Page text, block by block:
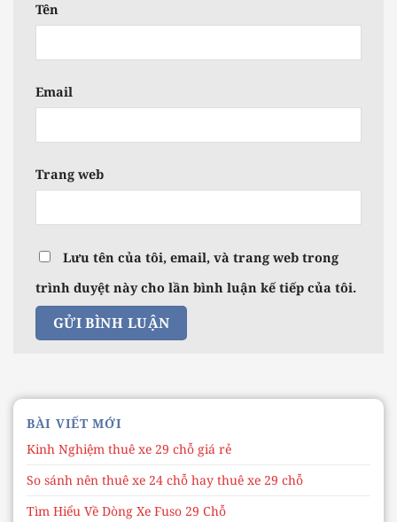
Tên
Email
Trang web
Lưu tên của tôi, email, và trang web trong
trình duyệt này cho lần bình luận kế tiếp của tôi.
BÀI VIẾT MỚI
Kinh Nghiệm thuê xe 29 chỗ giá rẻ
So sánh nên thuê xe 24 chỗ hay thuê xe 29 chỗ
Tìm Hiểu Về Dòng Xe Fuso 29 Chỗ